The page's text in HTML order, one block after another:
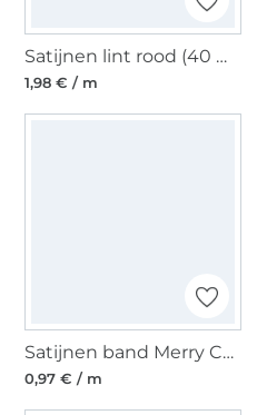
Satijnen lint rood (40 mm)
1,98 € / m
Satijnen band Merry Christmas 25 mm, marineblauw
0,97 € / m